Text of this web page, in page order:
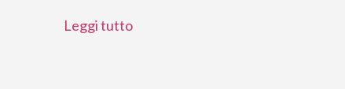
Leggi tutto